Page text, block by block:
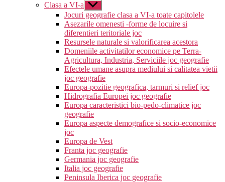
Clasa a VI-a Arată
submeniul
Jocuri geografie clasa a VI-a toate capitolele
Asezarile omenesti -forme de locuire si
diferentieri teritoriale joc
Resursele naturale si valorificarea acestora
Domeniile activitatilor economice pe Terra-
Agricultura, Industria, Serviciile joc geografie
Efectele umane asupra mediului si calitatea vietii
joc geografie
Europa-pozitie geografica, tarmuri si relief joc
Hidrografia Europei joc geografie
Europa caracteristici bio-pedo-climatice joc
geografie
Europa aspecte demografice si socio-economice
joc
Europa de Vest
Franta joc geografie
Germania joc geografie
Italia joc geografie
Peninsula Iberica joc geografie